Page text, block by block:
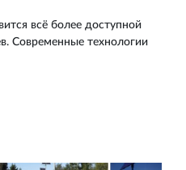
всё более доступной
Современные технологии